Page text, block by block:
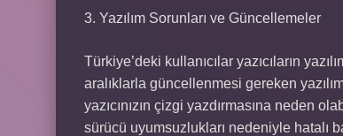
3. Yazılım Sorunları ve Güncellemeler
Türkiye’deki kullanıcılar yazıcıların
aralıklarla güncellenmesi gereken
yazıcınızın çizgi yazdırmasına neden
sürücü uyumsuzlukları nedeniyle hatalı